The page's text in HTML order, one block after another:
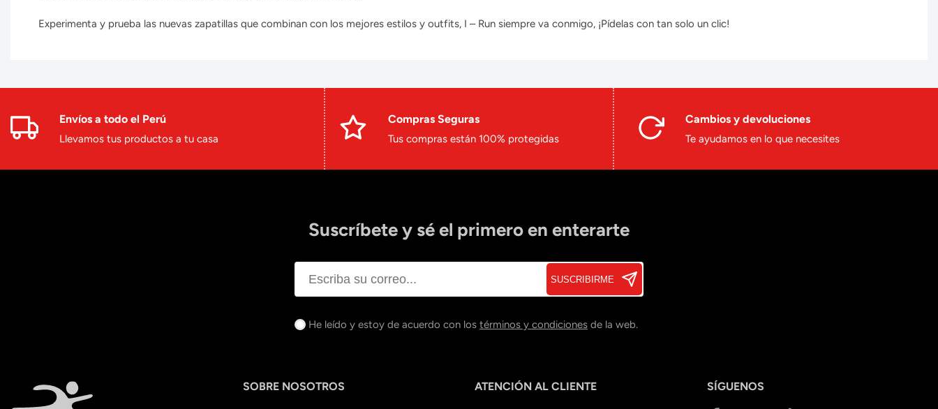
Experimenta y prueba las nuevas zapatillas que combinan con los mejores estilos y outfits, I – Run siempre va conmigo, ¡Pídelas con tan solo un clic!
Envíos a todo el Perú
Llevamos tus productos a tu casa
Compras Seguras
Tus compras están 100% protegidas
Cambios y devoluciones
Te ayudamos en lo que necesites
Suscríbete y sé el primero en enterarte
SUSCRIBIRME
He leído y estoy de acuerdo con los términos y condiciones de la web.
SOBRE NOSOTROS ATENCIÓN AL CLIENTE SÍGUENOS